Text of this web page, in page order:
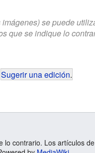
se puede
que se indique lo
Sugerir una edición.
lo contrario. Los artículos